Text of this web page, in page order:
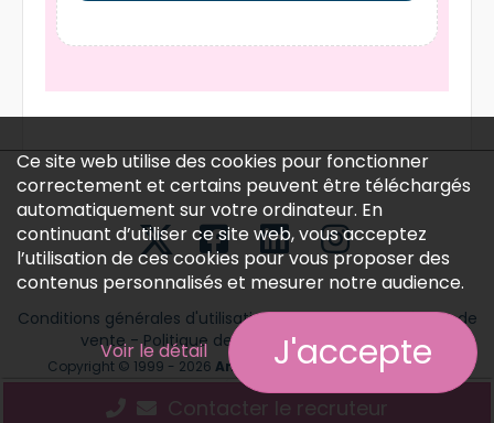
Contacter le recruteur
Conditions générales d'utilisation
Conditions générales de
vente-Politique des données personnelles
Copyright © 1999 - 2026 Annonces médicalestous droits
réservés.
Ce site web utilise des cookies pour fonctionner
correctement et certains peuvent être téléchargés
automatiquement sur votre ordinateur. En
continuant d’utiliser ce site web, vous acceptez
l’utilisation de ces cookies pour vous proposer des
contenus personnalisés et mesurer notre audience.
Voir le détail J'accepte